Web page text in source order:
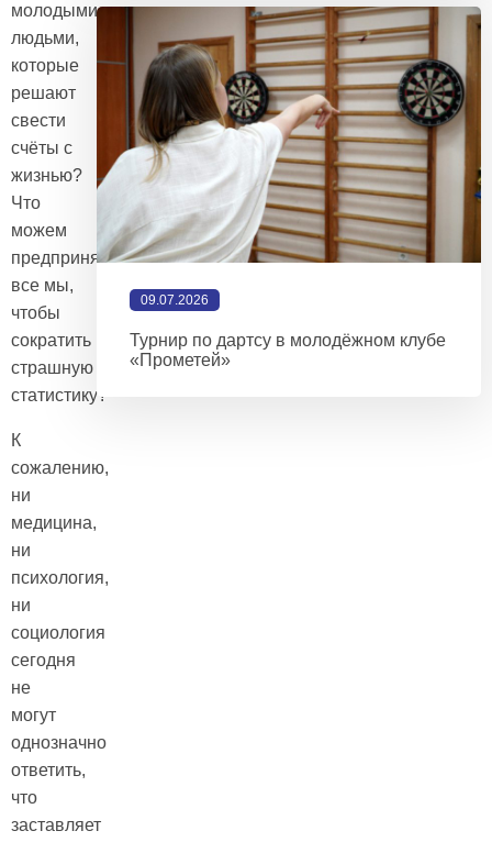
молодыми
людьми,
которые
решают
свести
счёты с
жизнью?
Что
можем
предпринять
все мы,
чтобы
сократить
страшную
статистику?
К
сожалению,
ни
медицина,
ни
психология,
ни
социология
сегодня
не
могут
однозначно
ответить,
что
заставляет
09.07.2026
Турнир по дартсу в молодёжном клубе
«Прометей»